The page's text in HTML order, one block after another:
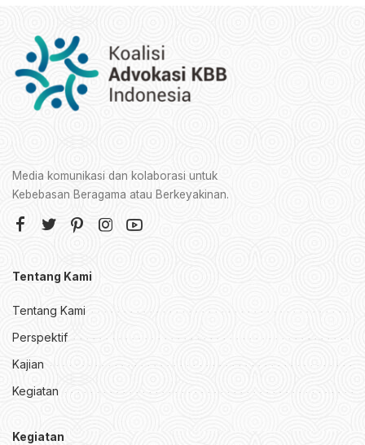
Media komunikasi dan kolaborasi untuk
Kebebasan Beragama atau Berkeyakinan.
Tentang Kami
Tentang Kami
Perspektif
Kajian
Kegiatan
Kegiatan